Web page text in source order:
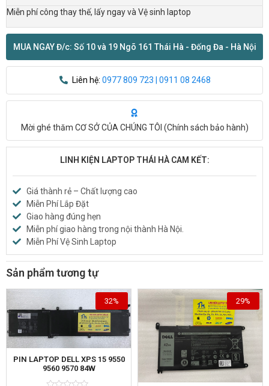
Miễn phí công thay thế, lấy ngay và Vệ sinh laptop
MUA NGAY Đ/c: Số 10 và 19 Ngõ 161 Thái Hà - Đống Đa - Hà Nội
Liên hệ: 0977 809 723 | 0911 08 2468
Mời ghé thăm CƠ SỞ CỦA CHÚNG TÔI (Chính sách bảo hành)
LINH KIỆN LAPTOP THÁI HÀ CAM KẾT:
Giá thành rẻ – Chất lượng cao
Miễn Phí Lắp Đặt
Giao hàng đúng hẹn
Miễn phí giao hàng trong nội thành Hà Nội.
Miễn Phí Vệ Sinh Laptop
Sản phẩm tương tự
PIN LAPTOP DELL XPS 15 9550
9560 9570 84W
32% 29%